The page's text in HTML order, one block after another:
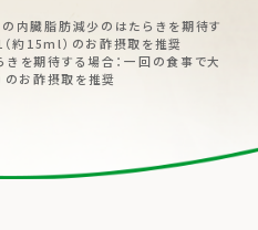
内臓脂肪減少のはたらきを期待す
約15ml）のお酢摂取を推奨
を期待する場合：一回の食事で大
のお酢摂取を推奨